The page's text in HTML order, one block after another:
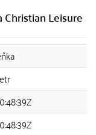
Leisure